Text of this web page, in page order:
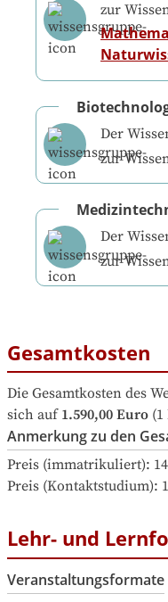
zur
Der
zur
Der
zur
Gesamtkosten
Die Gesamtkosten des
sich auf 1.590,00 Euro
Anmerkung zu den
Preis (immatrikuliert):
Preis (Kontaktstudium):
Lehr- und
Veranstaltungsformate